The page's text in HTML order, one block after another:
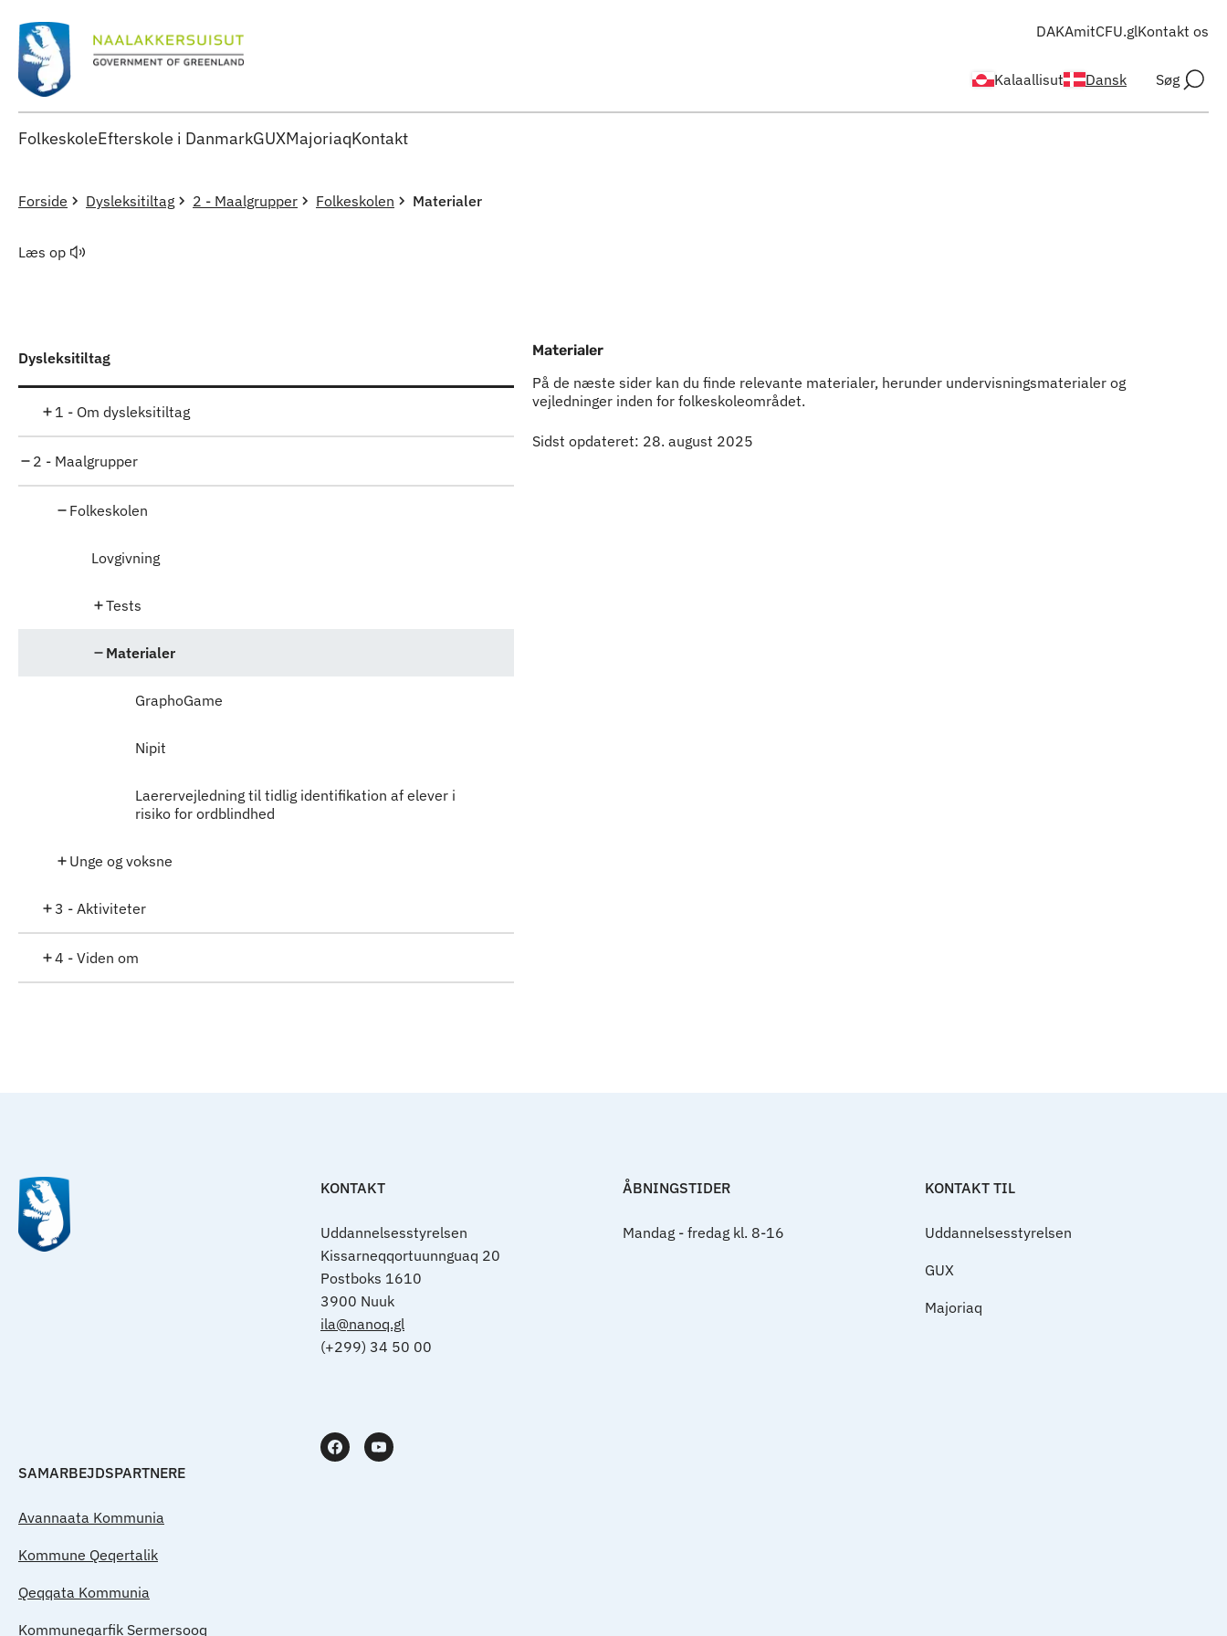
Kalaallisut Dansk Søg
DAKAmitCFU.glKontakt os
FolkeskoleEfterskole i DanmarkGUXMajoriaqKontakt
Forside Dysleksitiltag 2 - Maalgrupper Folkeskolen Materialer
Læs op
Materialer
På de næste sider kan du finde relevante materialer, herunder undervisningsmaterialer og
vejledninger inden for folkeskoleområdet.
Indhold
Sidst opdateret: 28. august 2025
Dysleksitiltag
1 - Om dysleksitiltag
2 - Maalgrupper
Folkeskolen
Lovgivning
Tests
Materialer
GraphoGame
Nipit
Laerervejledning til tidlig identifikation af elever i
risiko for ordblindhed
Unge og voksne
3 - Aktiviteter
4 - Viden om
KONTAKT
Uddannelsesstyrelsen
Kissarneqqortuunnguaq 20
Postboks 1610
3900 Nuuk
ila@nanoq.gl
(+299) 34 50 00
ÅBNINGSTIDER
Mandag - fredag kl. 8-16
KONTAKT TIL
Uddannelsesstyrelsen
GUX
Majoriaq
SAMARBEJDSPARTNERE
Avannaata Kommunia
Kommune Qeqertalik
Qeqqata Kommunia
Kommuneqarfik Sermersooq